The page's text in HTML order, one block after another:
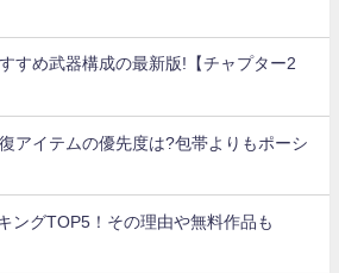
すめ武器構成の最新版!【チャプター2
アイテムの優先度は?包帯よりもポーシ
ングTOP5！その理由や無料作品も